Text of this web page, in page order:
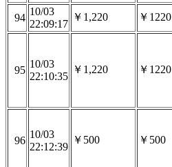
94
10/03
22:09:17
￥1,220 ￥1220
95
10/03
22:10:35
￥1,220 ￥1220
96
10/03
22:12:39
￥500 ￥500